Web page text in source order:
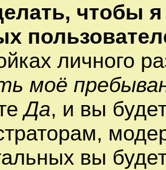
чтобы
личного
моё
Да, и вы
вы